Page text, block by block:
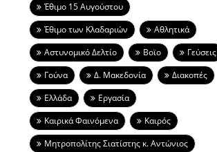
Έθιμο 15 Αυγούστου
Έθιμο των Κλαδαριών
Αθλητικά
Αστυνομικό Δελτίο
Βοϊο
Γεύσεις
Γούνα
Δ. Μακεδονία
Διακοπές
Ελλάδα
Εργασία
Καιρικά Φαινόμενα
Καιρός
Μητροπολίτης Σιατίστης κ. Αντώνιος